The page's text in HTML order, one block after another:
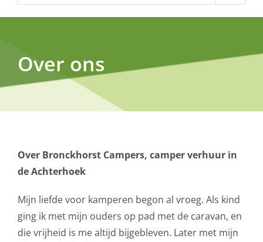
Over ons
Over Bronckhorst Campers, camper verhuur in
de Achterhoek
Mijn liefde voor kamperen begon al vroeg. Als kind
ging ik met mijn ouders op pad met de caravan, en
die vrijheid is me altijd bijgebleven. Later met mijn